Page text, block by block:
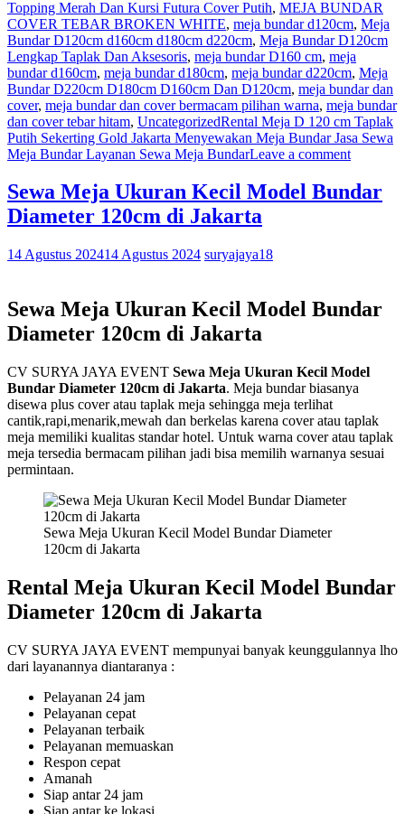
Topping Merah Dan Kursi Futura Cover Putih, MEJA BUNDAR
COVER TEBAR BROKEN WHITE, meja bundar d120cm, Meja
Bundar D120cm d160cm d180cm d220cm, Meja Bundar D120cm
Lengkap Taplak Dan Aksesoris, meja bundar D160 cm, meja
bundar d160cm, meja bundar d180cm, meja bundar d220cm, Meja
Bundar D220cm D180cm D160cm Dan D120cm, meja bundar dan
cover, meja bundar dan cover bermacam pilihan warna, meja bundar
dan cover tebar hitam, UncategorizedRental Meja D 120 cm Taplak
Putih Sekerting Gold Jakarta Menyewakan Meja Bundar Jasa Sewa
Meja Bundar Layanan Sewa Meja BundarLeave a comment
Sewa Meja Ukuran Kecil Model Bundar
Diameter 120cm di Jakarta
14 Agustus 202414 Agustus 2024 suryajaya18
Sewa Meja Ukuran Kecil Model Bundar
Diameter 120cm di Jakarta
CV SURYA JAYA EVENT Sewa Meja Ukuran Kecil Model
Bundar Diameter 120cm di Jakarta. Meja bundar biasanya
disewa plus cover atau taplak meja sehingga meja terlihat
cantik,rapi,menarik,mewah dan berkelas karena cover atau taplak
meja memiliki kualitas standar hotel. Untuk warna cover atau taplak
meja tersedia bermacam pilihan jadi bisa memilih warnanya sesuai
permintaan.
Sewa Meja Ukuran Kecil Model Bundar Diameter
120cm di Jakarta
Rental Meja Ukuran Kecil Model Bundar
Diameter 120cm di Jakarta
CV SURYA JAYA EVENT mempunyai banyak keunggulannya lho
dari layanannya diantaranya :
Pelayanan 24 jam
Pelayanan cepat
Pelayanan terbaik
Pelayanan memuaskan
Respon cepat
Amanah
Siap antar 24 jam
Siap antar ke lokasi